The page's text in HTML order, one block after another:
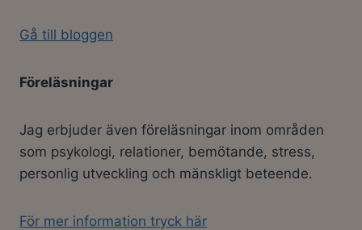
Gå till bloggen
Föreläsningar
Jag erbjuder även föreläsningar inom områden
som psykologi, relationer, bemötande, stress,
personlig utveckling och mänskligt beteende.
För mer information tryck här